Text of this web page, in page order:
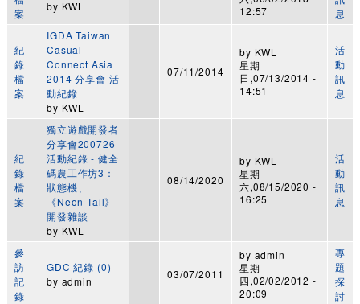
案
by KWL
12:57
息
紀
錄
檔
案
IGDA Taiwan
Casual
Connect Asia
2014 分享會 活
動紀錄
by KWL
07/11/2014
by KWL
星期
日,07/13/2014 -
14:51
活
動
訊
息
紀
錄
檔
案
獨立遊戲開發者
分享會200726
活動紀錄 - 健全
碼農工作坊3：
狀態機、
《Neon Tail》
開發雜談
by KWL
08/14/2020
by KWL
星期
六,08/15/2020 -
16:25
活
動
訊
息
參
訪
記
錄
GDC 紀錄 (0)
by admin
03/07/2011
by admin
星期
四,02/02/2012 -
20:09
專
題
探
討